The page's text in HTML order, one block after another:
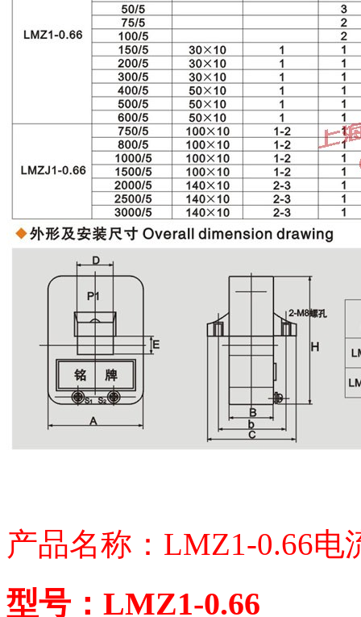
产品名称：LMZ1-0.66电
型号：LMZ1-0.66